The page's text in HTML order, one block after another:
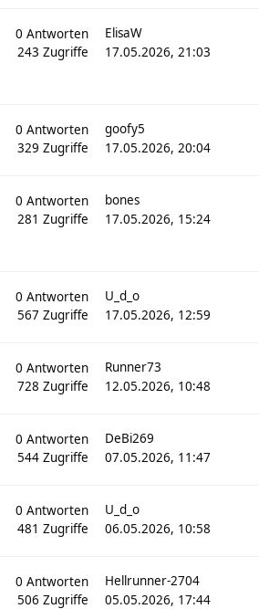
0Antworten
243Zugriffe
ElisaW
17.05.2026, 21:03
0Antworten
329Zugriffe
goofy5
17.05.2026, 20:04
0Antworten
281Zugriffe
bones
17.05.2026, 15:24
0Antworten
567Zugriffe
U_d_o
17.05.2026, 12:59
0Antworten
728Zugriffe
Runner73
12.05.2026, 10:48
0Antworten
544Zugriffe
DeBi269
07.05.2026, 11:47
0Antworten
481Zugriffe
U_d_o
06.05.2026, 10:58
0Antworten
506Zugriffe
Hellrunner-2704
05.05.2026, 17:44